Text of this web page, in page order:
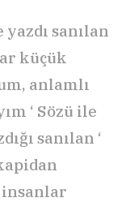
sanılan
küçük
anlamlı
‘ Sözü ile
sanılan ‘